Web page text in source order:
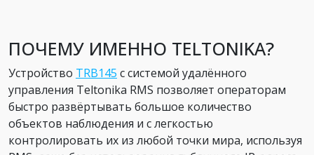
ПОЧЕМУ ИМЕННО TELTONIKA?
Устройство TRB145 с системой удалённого
управления Teltonika RMS позволяет операторам
быстро развёртывать большое количество
объектов наблюдения и с легкостью
контролировать их из любой точки мира, используя